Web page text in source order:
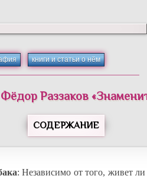
книги и статьи о нём
Фёдор Раззаков«
СОДЕРЖАНИЕ
: Независимо от того, живет